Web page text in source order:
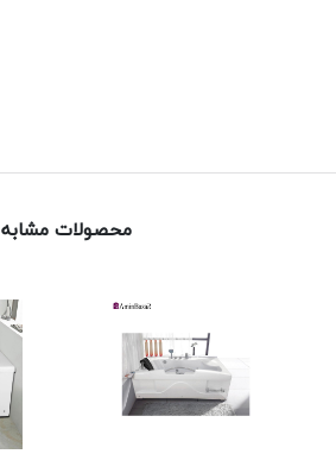
محصولات مشابه